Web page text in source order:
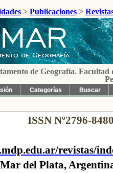
> Publicaciones >
de Geografía.
http://fh.mdp.edu.ar/
Categorías Buscar
ISSN Nº2796-
revistas/
del Plata,